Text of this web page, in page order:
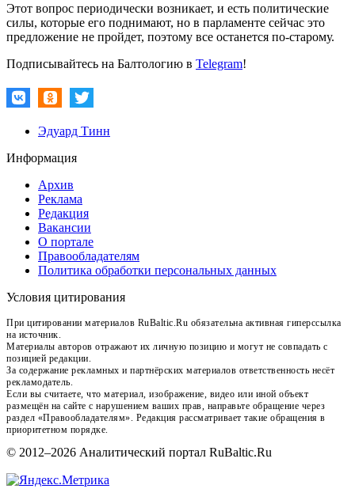
Этот вопрос периодически возникает, и есть политические
силы, которые его поднимают, но в парламенте сейчас это
предложение не пройдет, поэтому все останется по-старому.
Подписывайтесь на Балтологию в Telegram!
Эдуард Тинн
Информация
Архив
Реклама
Редакция
Вакансии
О портале
Правообладателям
Политика обработки персональных данных
Условия цитирования
При цитировании материалов RuBaltic.Ru обязательна активная гиперссылка
на источник.
Материалы авторов отражают их личную позицию и могут не совпадать с
позицией редакции.
За содержание рекламных и партнёрских материалов ответственность несёт
рекламодатель.
Если вы считаете, что материал, изображение, видео или иной объект
размещён на сайте с нарушением ваших прав, направьте обращение через
раздел «Правообладателям». Редакция рассматривает такие обращения в
приоритетном порядке.
© 2012–2026 Аналитический портал RuBaltic.Ru